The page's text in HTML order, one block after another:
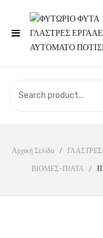
≡
Αρχική Σελίδα /
ΒΙΟΜΕΣ-ΠΙΑΤΑ /